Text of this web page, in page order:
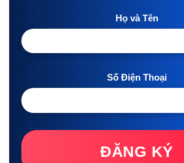
Họ và Tên
Số Điện Thoại
ĐĂNG KÝ